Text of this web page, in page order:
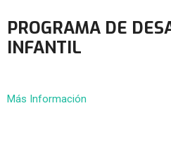
PROGRAMA DE
INFANTIL
Más Información